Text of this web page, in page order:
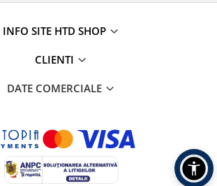
INFO SITE HTD SHOP
CLIENTI
DATE COMERCIALE